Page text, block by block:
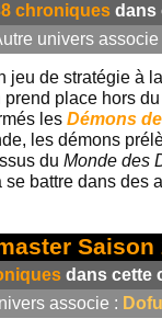
chroniques dans
univers
jeu de stratégie à
prend place hors
les Démons
les démons
du Monde des
battre dans des
Saison
dans cette
associe :